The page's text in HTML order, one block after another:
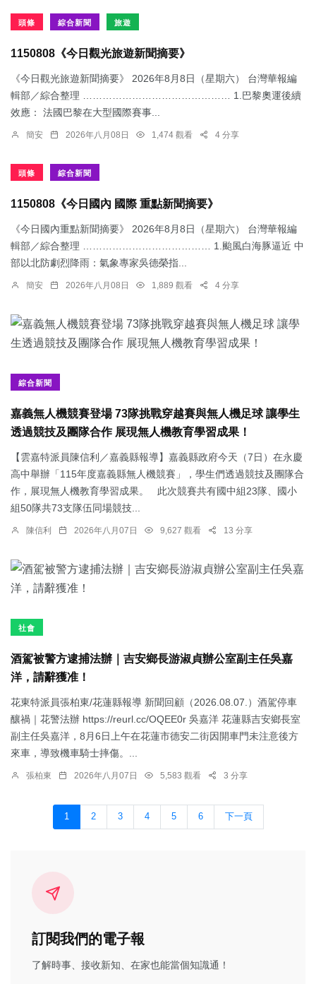
頭條 綜合新聞 旅遊
1150808《今日觀光旅遊新聞摘要》
《今日觀光旅遊新聞摘要》 2026年8月8日（星期六） 台灣華報編
輯部／綜合整理 ……………………………………… 1.​巴黎奧運後續
效應： 法國巴黎在大型國際賽事...
簡安 2026年八月08日 1,474 觀看 4 分享
頭條 綜合新聞
1150808《今日國內 國際 重點新聞摘要》
《今日國內重點新聞摘要》 2026年8月8日（星期六） 台灣華報編
輯部／綜合整理 ………………………………… 1.颱風白海豚逼近 中
部以北防劇烈降雨：​氣象專家吳德榮指...
簡安 2026年八月08日 1,889 觀看 4 分享
綜合新聞
嘉義無人機競賽登場 73隊挑戰穿越賽與無人機足球 讓學生
透過競技及團隊合作 展現無人機教育學習成果！
【雲嘉特派員陳信利／嘉義縣報導】嘉義縣政府今天（7日）在永慶
高中舉辦「115年度嘉義縣無人機競賽」，學生們透過競技及團隊合
作，展現無人機教育學習成果。 此次競賽共有國中組23隊、國小
組50隊共73支隊伍同場競技...
陳信利 2026年八月07日 9,627 觀看 13 分享
社會
酒駕被警方逮捕法辦｜吉安鄉長游淑貞辦公室副主任吳嘉
洋，請辭獲准！
花東特派員張柏東/花蓮縣報導 新聞回顧（2026.08.07.）酒駕停車
釀禍｜花警法辦 https://reurl.cc/OQEE0r 吳嘉洋 花蓮縣吉安鄉長室
副主任吳嘉洋，8月6日上午在花蓮市德安二街因開車門未注意後方
來車，導致機車騎士摔傷。...
張柏東 2026年八月07日 5,583 觀看 3 分享
1 2 3 4 5 6 下一頁
訂閱我們的電子報
了解時事、接收新知、在家也能當個知識通！